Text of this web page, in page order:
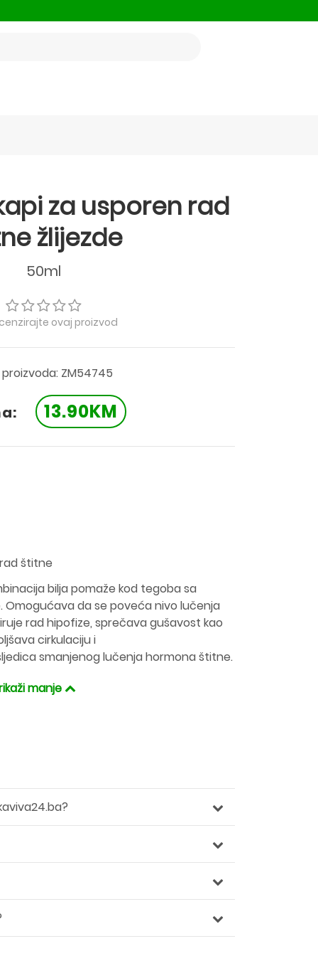
za usporen rad
žlijezde
50ml
ovaj proizvod
ZM54745
13.90KM
štitne
bilja pomaže kod tegoba sa
Omogućava da se poveća nivo lučenja
rad hipofize, sprečava gušavost kao
cirkulaciju i
smanjenog lučenja hormona štitne.
manje